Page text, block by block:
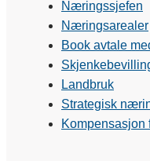
Næringssjefen
Næringsarealer
Book avtale
Landbruk
Strategisk